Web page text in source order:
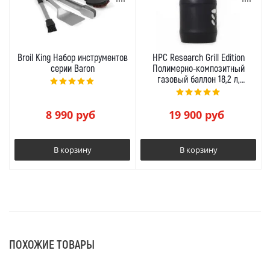
Broil King Набор инструментов
серии Baron
8 990руб
В корзину
HPC Research Grill Edition
Полимерно-композитный
газовый баллон 18,2 л,
заправленный
19 900руб
В корзину
ПОХОЖИЕ ТОВАРЫ